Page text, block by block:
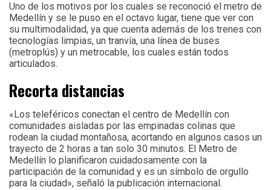
Uno de los motivos por los cuales se reconoció el metro de
Medellín y se le puso en el octavo lugar, tiene que ver con
su multimodalidad, ya que cuenta además de los trenes con
tecnologías limpias, un tranvía, una línea de buses
(metroplús) y un metrocable, los cuales están todos
articulados.
Recorta distancias
«Los teleféricos conectan el centro de Medellín con
comunidades aisladas por las empinadas colinas que
rodean la ciudad montañosa, acortando en algunos casos un
trayecto de 2 horas a tan solo 30 minutos. El Metro de
Medellín lo planificaron cuidadosamente con la
participación de la comunidad y es un símbolo de orgullo
para la ciudad», señaló la publicación internacional.